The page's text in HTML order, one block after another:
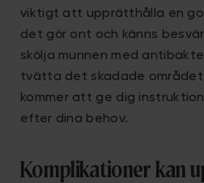
viktigt att upprätthålla en
det gör ont och känns
skölja munnen med
tvätta det skadade
kommer att ge dig
efter dina behov.
Komplikationer kan